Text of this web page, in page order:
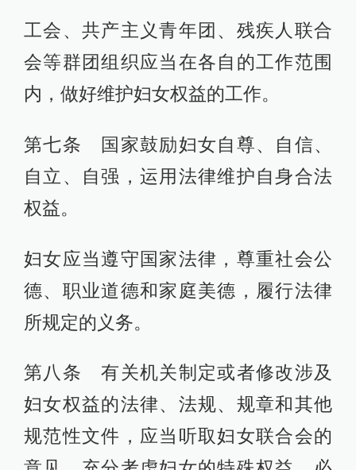
工会、共产主义青年团、残疾人联合
会等群团组织应当在各自的工作范围
内，做好维护妇女权益的工作。
第七条 国家鼓励妇女自尊、自信、
自立、自强，运用法律维护自身合法
权益。
妇女应当遵守国家法律，尊重社会公
德、职业道德和家庭美德，履行法律
所规定的义务。
第八条 有关机关制定或者修改涉及
妇女权益的法律、法规、规章和其他
规范性文件，应当听取妇女联合会的